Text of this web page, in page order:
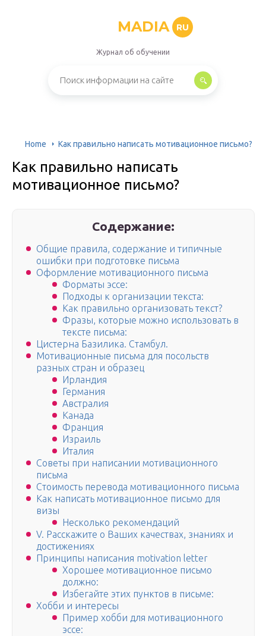
MADIA RU
Журнал об обучении
Home Как правильно написать мотивационное письмо?
Как правильно написать
мотивационное письмо?
Содержание:
Общие правила, содержание и типичные
ошибки при подготовке письма
Оформление мотивационного письма
Форматы эссе:
Подходы к организации текста:
Как правильно организовать текст?
Фразы, которые можно использовать в
тексте письма:
Цистерна Базилика. Стамбул.
Мотивационные письма для посольств
разных стран и образец
Ирландия
Германия
Австралия
Канада
Франция
Израиль
Италия
Советы при написании мотивационного
письма
Стоимость перевода мотивационного письма
Как написать мотивационное письмо для
визы
Несколько рекомендаций
V. Расскажите о Ваших качествах, знаниях и
достижениях
Принципы написания motivation letter
Хорошее мотивационное письмо
должно:
Избегайте этих пунктов в письме:
Хобби и интересы
Пример хобби для мотивационного
эссе: